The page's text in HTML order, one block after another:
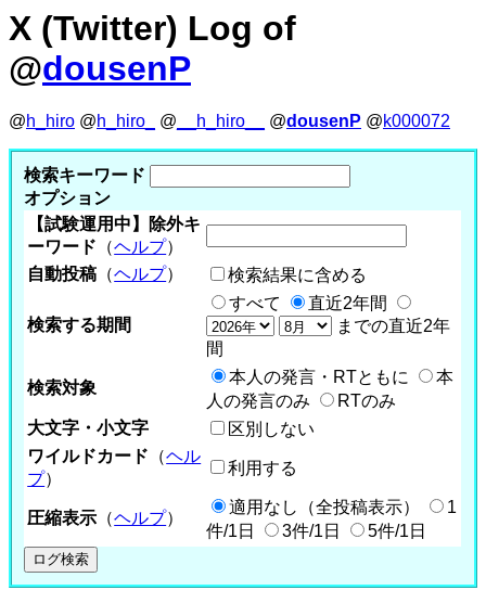
X (Twitter) Log of
@dousenP
@h_hiro @h_hiro_ @ __h_hiro__ @dousenP @k000072
検索キーワード
オプション
【試験運用中】除外キ
ーワード （ヘルプ）
自動投稿 （ヘルプ） 検索結果に含める
検索する期間
すべて
直近2年間
までの直近2年
間
検索対象
本人の発言・RTともに
本
人の発言のみ
RTのみ
大文字・小文字
区別しない
ワイルドカード （ヘル
プ）
利用する
圧縮表示 （ヘルプ）
適用なし（全投稿表示）
1
件/1日
3件/1日 5件/1日